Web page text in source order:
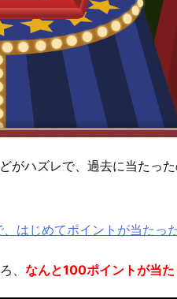
がハズレで、過去に当たっ
はじめてポイントが当たっ
、 なんと100ポイントが当た